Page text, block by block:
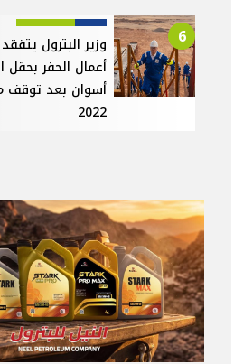
6
وزير البترول
أعمال الحفر بحقل
أسوان بعد توقف
2022